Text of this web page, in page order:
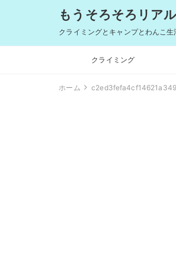
もうそろそろリア
クライミングとキャンプとわんこ生
クライミング
ホーム